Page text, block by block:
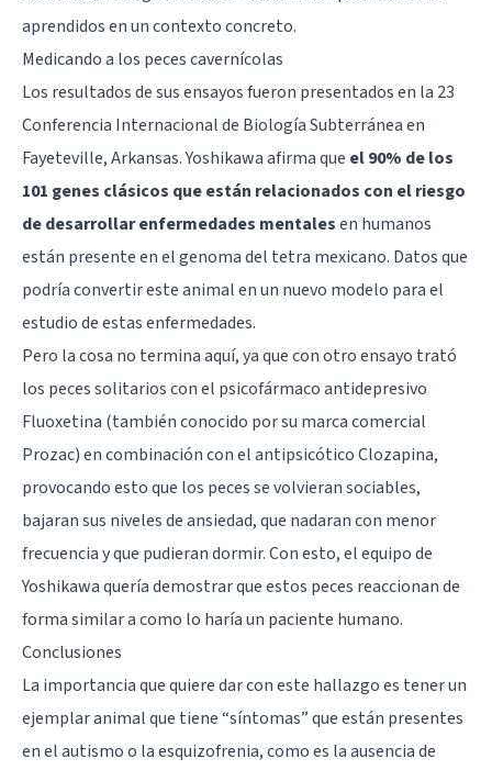
aprendidos en un contexto concreto.
Medicando a los peces cavernícolas
Los resultados de sus ensayos fueron presentados en la 23
Conferencia Internacional de Biología Subterránea en
Fayeteville, Arkansas. Yoshikawa afirma que el 90% de los
101 genes clásicos que están relacionados con el riesgo
de desarrollar enfermedades mentalesen humanos
están presente en el genoma del tetra mexicano. Datos que
podría convertir este animal en un nuevo modelo para el
estudio de estas enfermedades.
Pero la cosa no termina aquí, ya que con otro ensayo trató
los peces solitarios con el psicofármacoantidepresivo
Fluoxetina (también conocido por su marca comercial
Prozac) en combinación con el antipsicótico Clozapina,
provocando esto que los peces se volvieran sociables,
bajaran sus niveles de ansiedad, que nadaran con menor
frecuencia y que pudieran dormir. Con esto, el equipo de
Yoshikawa quería demostrar que estos peces reaccionan de
forma similar a como lo haría un paciente humano.
Conclusiones
La importancia que quiere dar con este hallazgo es tener un
ejemplar animal que tiene “síntomas” que están presentes
en el autismo o la esquizofrenia, como es la ausencia de